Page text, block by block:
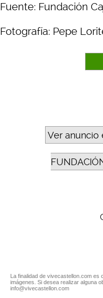
Fuente: Fundación
Fotografía: Pepe
Ver anuncio
La finalidad de vivecastellon.com
imágenes. Si desea realizar alguna
info@vivecastellon.com